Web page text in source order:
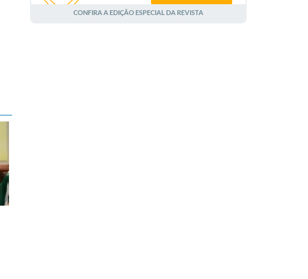
AGOSTO
CONFIRA A EDIÇÃO ESPECIAL DA REVISTA